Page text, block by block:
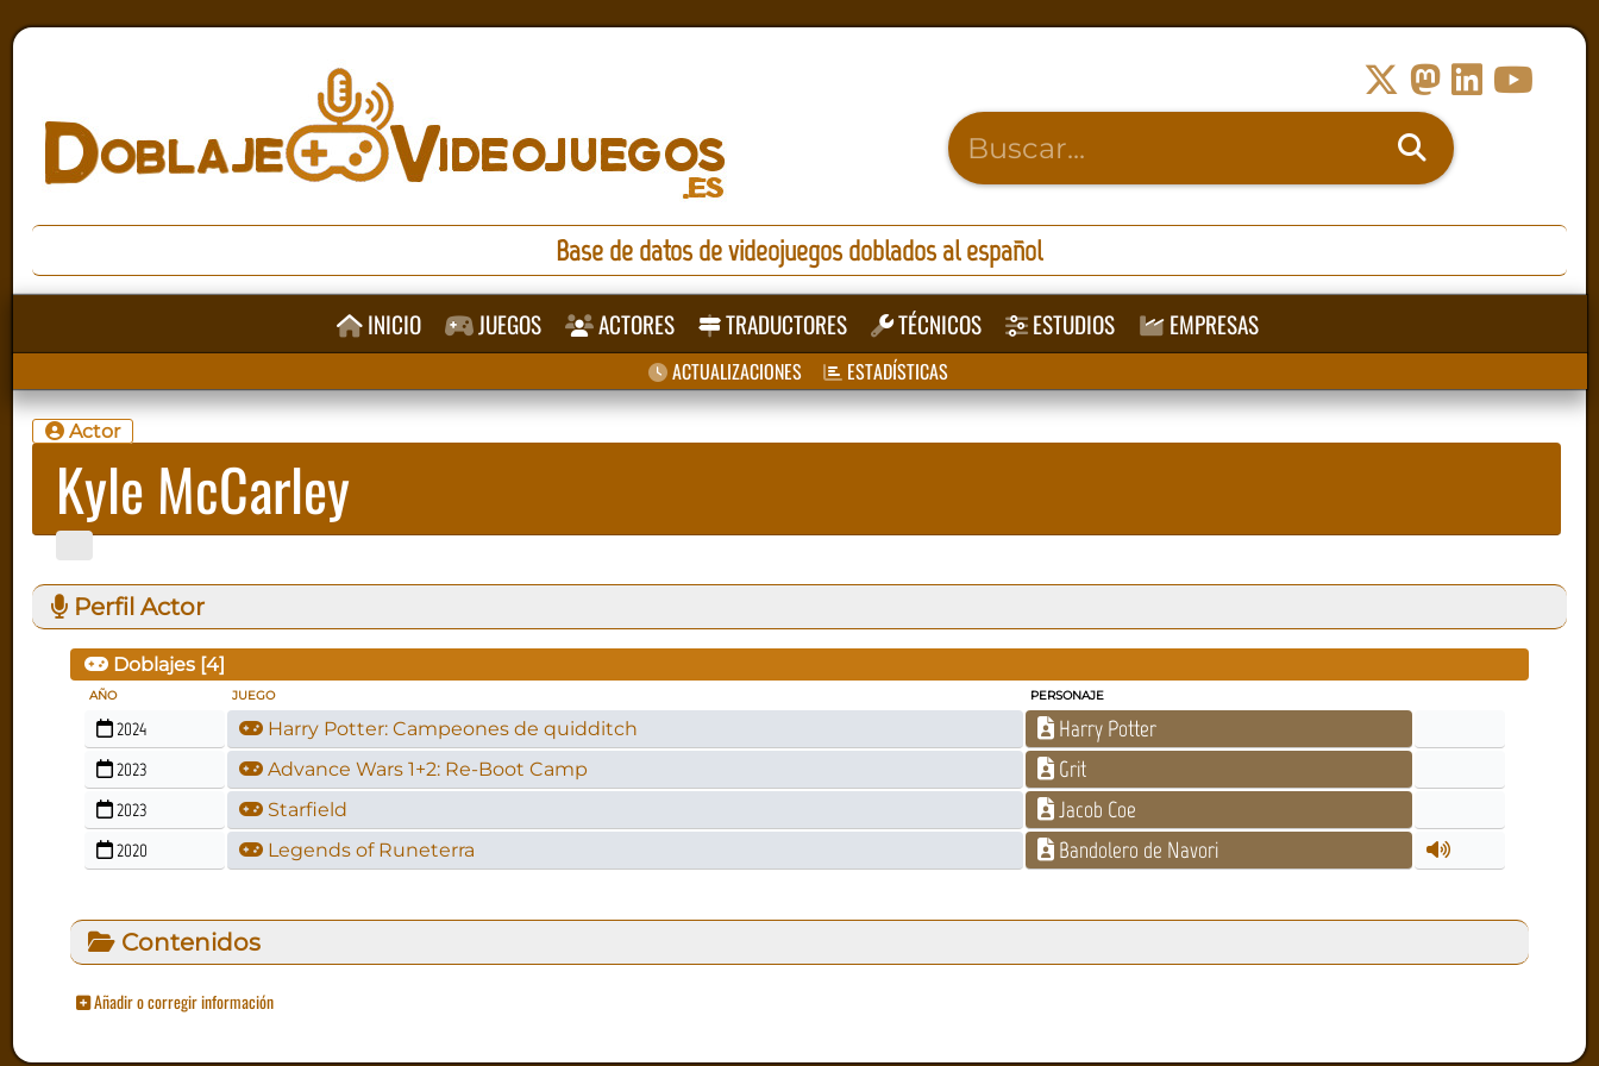
Base de datos de videojuegos doblados al español
INICIO JUEGOS ACTORES TRADUCTORES TÉCNICOS ESTUDIOS EMPRESAS
ACTUALIZACIONES ESTADÍSTICAS
Actor
Kyle McCarley
Perfil Actor
Doblajes [4]
AÑO JUEGO PERSONAJE
2024 Harry Potter: Campeones de quidditch Harry Potter
2023 Advance Wars 1+2: Re-Boot Camp Grit
2023 Starfield Jacob Coe
2020 Legends of Runeterra Bandolero de Navori
Contenidos
Añadir o corregir información